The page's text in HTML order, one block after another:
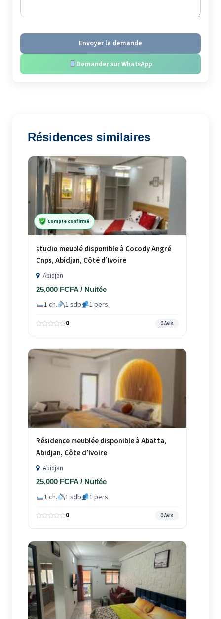
Envoyer la demande
Demander sur WhatsApp
Résidences similaires
Compte confirmé
studio meublé disponible à Cocody Angré
Cnps, Abidjan, Côté d’Ivoire
Abidjan
25,000 FCFA / Nuitée
1 ch. 1 sdb 1 pers.
0 0 Avis
Résidence meublée disponible à Abatta,
Abidjan, Côte d’Ivoire
Abidjan
25,000 FCFA / Nuitée
1 ch. 1 sdb 1 pers.
0 0 Avis